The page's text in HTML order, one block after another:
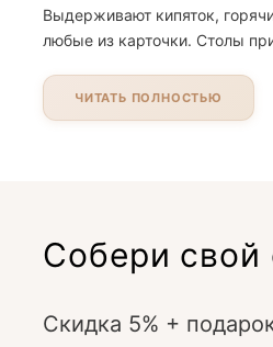
Выдерживают кипяток,
любые из карточки. Столы
ЧИТАТЬ ПОЛНОСТЬЮ
Собери свой
Скидка 5% +